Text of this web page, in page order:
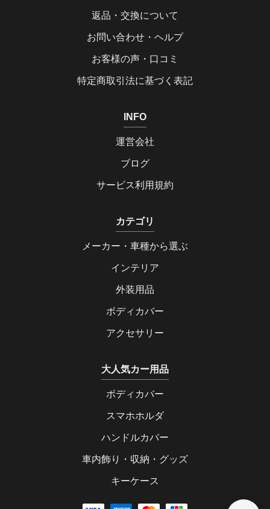
返品・交換について
お問い合わせ・ヘルプ
お客様の声・口コミ
特定商取引法に基づく表記
INFO
運営会社
ブログ
サービス利用規約
カテゴリ
メーカー・車種から選ぶ
インテリア
外装用品
ボディカバー
アクセサリー
大人気カー用品
ボディカバー
スマホホルダ
ハンドルカバー
車内飾り・収納・グッズ
キーケース